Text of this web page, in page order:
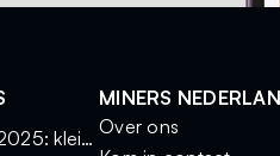
Solomining Bitcoin 2025: kleine miners, grote kansen
MINERS
Over ons